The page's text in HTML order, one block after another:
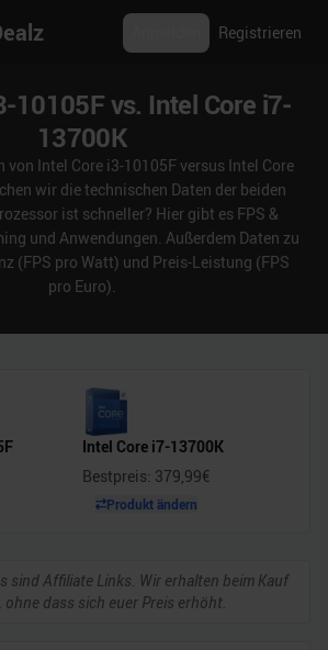
Registrieren
10105F vs. Intel Core i7-
13700K
von Intel Core i3-10105F versus Intel Core
wir die technischen Daten der beiden
ist schneller? Hier gibt es FPS &
und Anwendungen. Außerdem Daten zu
(FPS pro Watt) und Preis-Leistung (FPS
pro Euro).
Intel Core i7-13700K
Bestpreis: 379,99€
Produkt ändern
sind Affiliate Links. Wir erhalten beim Kauf
ohne dass sich euer Preis erhöht.